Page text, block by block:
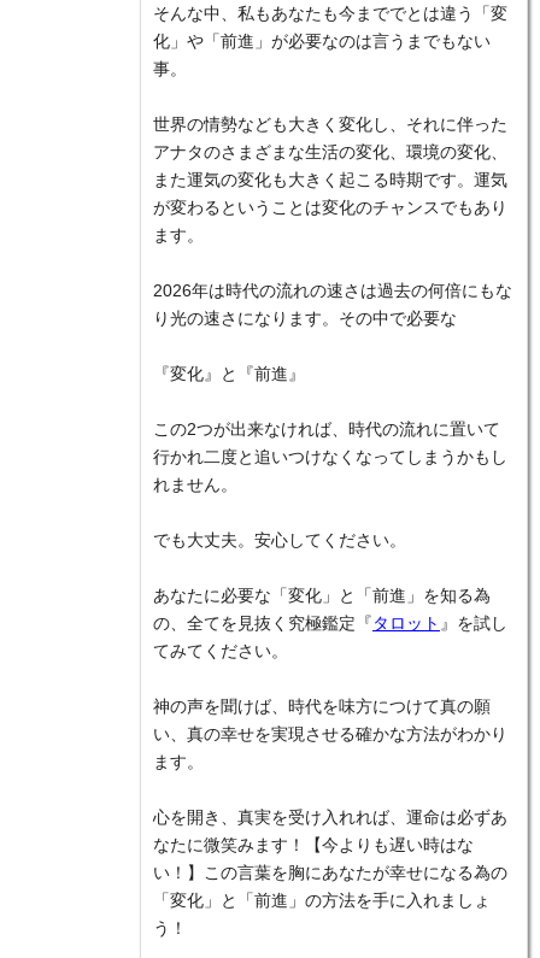
そんな中、私もあなたも今まででとは違う「変
化」や「前進」が必要なのは言うまでもない
事。
世界の情勢なども大きく変化し、それに伴った
アナタのさまざまな生活の変化、環境の変化、
また運気の変化も大きく起こる時期です。運気
が変わるということは変化のチャンスでもあり
ます。
2026年は時代の流れの速さは過去の何倍にもな
り光の速さになります。その中で必要な
『変化』と『前進』
この2つが出来なければ、時代の流れに置いて
行かれ二度と追いつけなくなってしまうかもし
れません。
でも大丈夫。安心してください。
あなたに必要な「変化」と「前進」を知る為
の、全てを見抜く究極鑑定『 タロット 』を試し
てみてください。
神の声を聞けば、時代を味方につけて真の願
い、真の幸せを実現させる確かな方法がわかり
ます。
心を開き、真実を受け入れれば、運命は必ずあ
なたに微笑みます！【今よりも遅い時はな
い！】この言葉を胸にあなたが幸せになる為の
「変化」と「前進」の方法を手に入れましょ
う！